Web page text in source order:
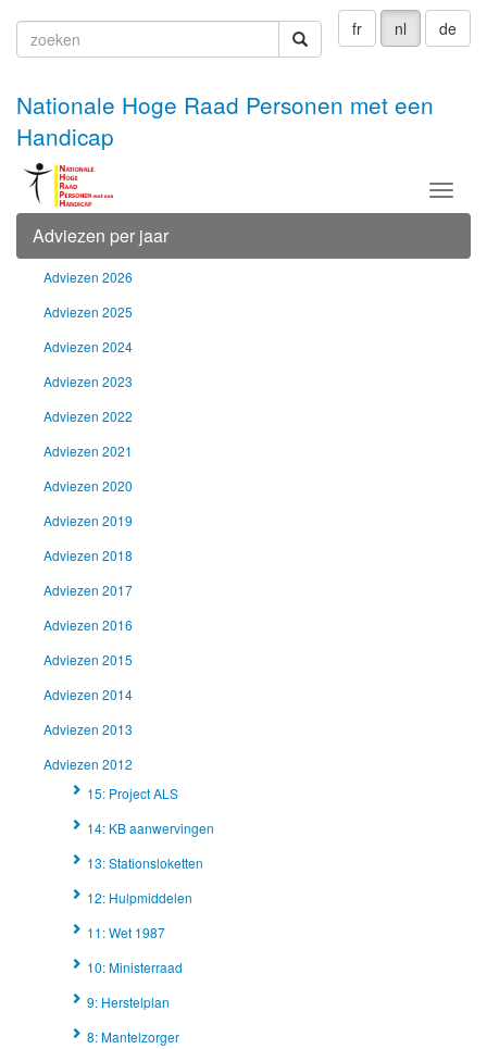
fr nl de
zoeken
Nationale Hoge Raad Personen met een
Handicap
Menu
Adviezen per jaar
Adviezen 2026
Adviezen 2025
Adviezen 2024
Adviezen 2023
Adviezen 2022
Adviezen 2021
Adviezen 2020
Adviezen 2019
Adviezen 2018
Adviezen 2017
Adviezen 2016
Adviezen 2015
Adviezen 2014
Adviezen 2013
Adviezen 2012
15: Project ALS
14: KB aanwervingen
13: Stationsloketten
12: Hulpmiddelen
11: Wet 1987
10: Ministerraad
9: Herstelplan
8: Mantelzorger